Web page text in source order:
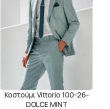
Κοστούμι Vittorio 100-26-
DOLCE MINT